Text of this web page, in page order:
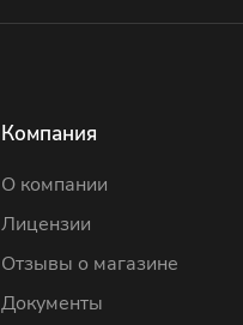
Компания
О компании
Лицензии
Отзывы о магазине
Документы